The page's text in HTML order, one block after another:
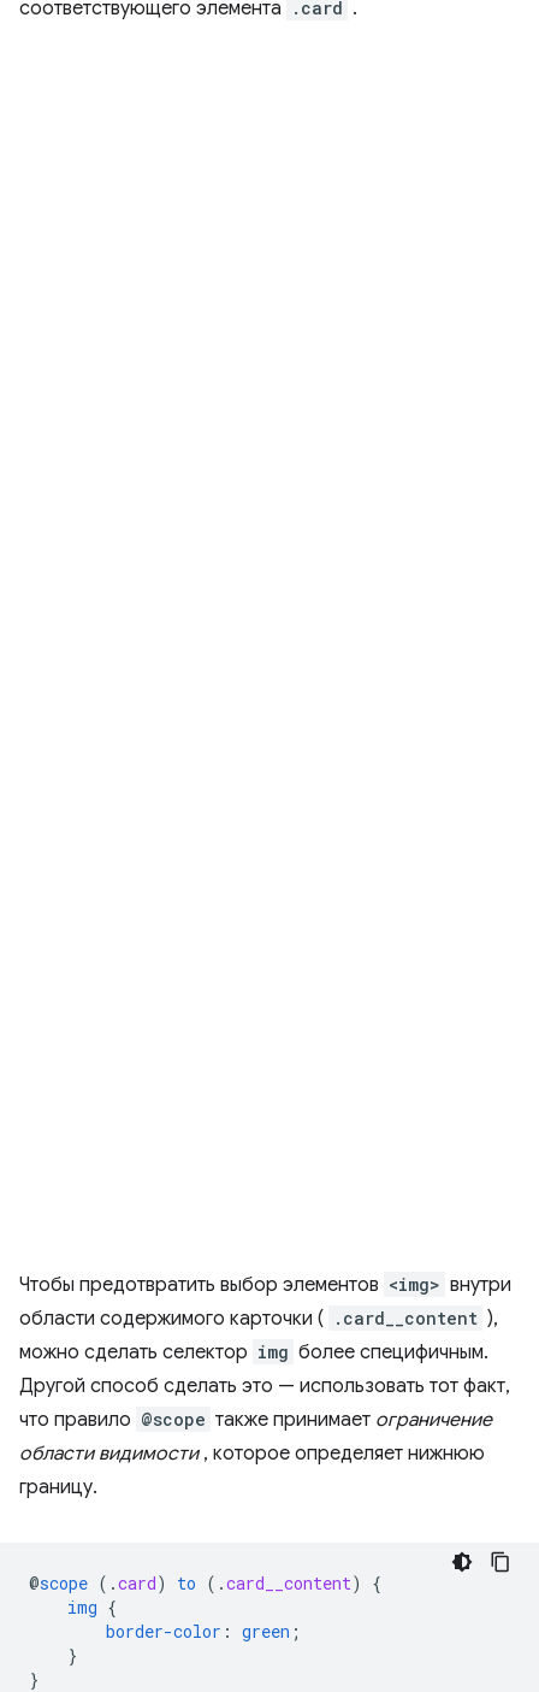
соответствующего элемента .card .
Чтобы предотвратить выбор элементов <img> внутри
области содержимого карточки (
.card__content ),
можно сделать селектор img более специфичным.
Другой способ сделать это — использовать тот факт,
что правило @scope также принимает ограничение
области видимости, которое определяет нижнюю
границу.
@scope ( .card) to ( .card__content)
{
img {
border-color : green ;
}
}